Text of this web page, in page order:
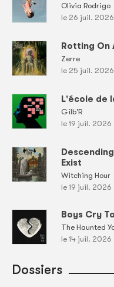
Olivia Rodrigo
le 26 juil. 2026
Rotting On
Zerre
le 25 juil. 2026
L'école de
Gilb'R
le 19 juil. 2026
Exist
Witching Hour
le 19 juil. 2026
Boys Cry
The Haunted
le 14 juil. 2026
Dossiers